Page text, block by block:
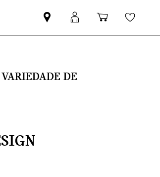
Empresas
Pesquisar
parceiro
Iniciar
sessão
Carrinho
de
DE